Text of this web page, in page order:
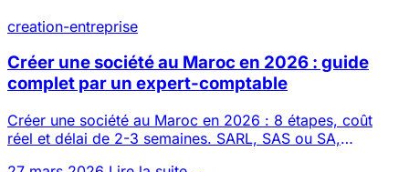
creation-entreprise
Créer une société au Maroc en 2026 : guide
complet par un expert-comptable
Créer une société au Maroc en 2026 : 8 étapes, coût
réel et délai de 2-3 semaines. SARL, SAS ou SA,